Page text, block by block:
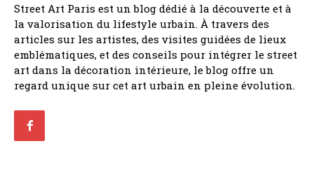
Street Art Paris est un blog dédié à la découverte et à
la valorisation du lifestyle urbain. À travers des
articles sur les artistes, des visites guidées de lieux
emblématiques, et des conseils pour intégrer le street
art dans la décoration intérieure, le blog offre un
regard unique sur cet art urbain en pleine évolution.